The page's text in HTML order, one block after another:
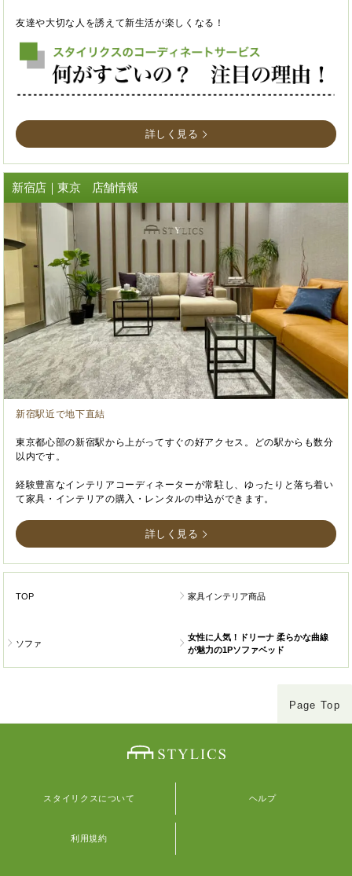
友達や大切な人を誘えて新生活が楽しくなる！
詳しく見る
新宿店｜東京 店舗情報
新宿駅近で地下直結
東京都心部の新宿駅から上がってすぐの好アクセス。どの駅からも数分
以内です。
経験豊富なインテリアコーディネーターが常駐し、ゆったりと落ち着い
て家具・インテリアの購入・レンタルの申込ができます。
詳しく見る
TOP 家具インテリア商品
ソファ
女性に人気！ドリーナ 柔らかな曲線
が魅力の1Pソファベッド
Page Top
スタイリクスについて ヘルプ
利用規約